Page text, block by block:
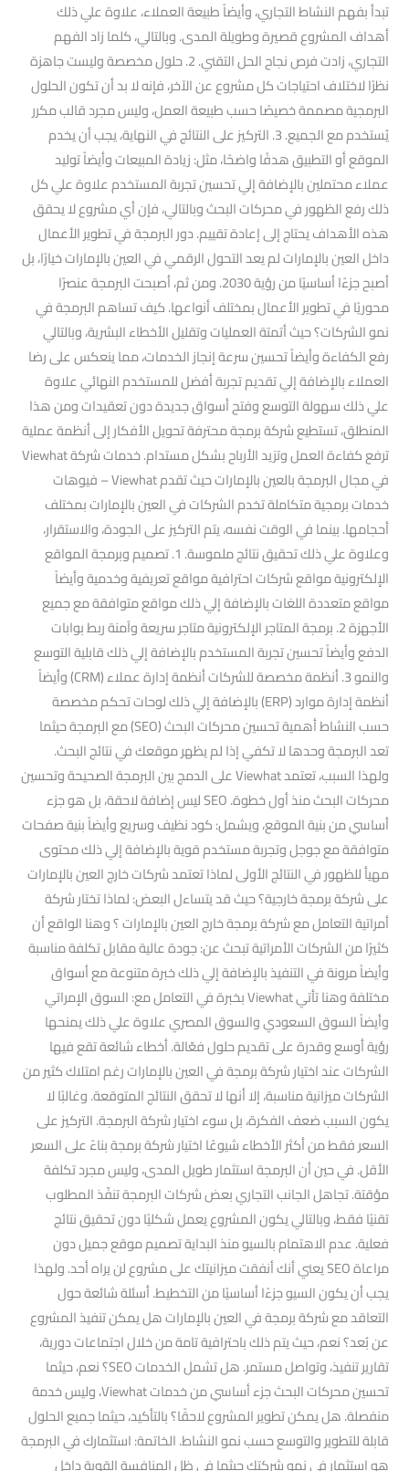
تبدأ بفهم النشاط التجاري، وأيضاً طبيعة العملاء، علاوة علي ذلك
أهداف المشروع قصيرة وطويلة المدى. وبالتالي، كلما زاد الفهم
التجاري، زادت فرص نجاح الحل التقني. 2. حلول مخصصة وليست جاهزة
نظرًا لاختلاف احتياجات كل مشروع عن الآخر، فإنه لا بد أن تكون الحلول
البرمجية مصممة خصيصًا حسب طبيعة العمل، وليس مجرد قالب مكرر
يُستخدم مع الجميع. 3. التركيز على النتائج في النهاية، يجب أن يخدم
الموقع أو التطبيق هدفًا واضحًا، مثل: زيادة المبيعات وأيضاً توليد
عملاء محتملين بالإضافة إلي تحسين تجربة المستخدم علاوة علي كل
ذلك رفع الظهور في محركات البحث وبالتالي، فإن أي مشروع لا يحقق
هذه الأهداف يحتاج إلى إعادة تقييم. دور البرمجة في تطوير الأعمال
داخل العين بالإمارات لم يعد التحول الرقمي في العين بالإمارات خيارًا، بل
أصبح جزءًا أساسيًا من رؤية 2030. ومن ثم، أصبحت البرمجة عنصرًا
محوريًا في تطوير الأعمال بمختلف أنواعها. كيف تساهم البرمجة في
نمو الشركات؟ حيث أتمتة العمليات وتقليل الأخطاء البشرية، وبالتالي
رفع الكفاءة وأيضاً تحسين سرعة إنجاز الخدمات، مما ينعكس على رضا
العملاء بالإضافة إلي تقديم تجربة أفضل للمستخدم النهائي علاوة
علي ذلك سهولة التوسع وفتح أسواق جديدة دون تعقيدات ومن هذا
المنطلق، تستطيع شركة برمجة محترفة تحويل الأفكار إلى أنظمة عملية
ترفع كفاءة العمل وتزيد الأرباح بشكل مستدام. خدمات شركة Viewhat
في مجال البرمجة بالعين بالإمارات حيث تقدم Viewhat – فيوهات
خدمات برمجية متكاملة تخدم الشركات في العين بالإمارات بمختلف
أحجامها. بينما في الوقت نفسه، يتم التركيز على الجودة، والاستقرار،
وعلاوة علي ذلك تحقيق نتائج ملموسة. 1. تصميم وبرمجة المواقع
الإلكترونية مواقع شركات احترافية مواقع تعريفية وخدمية وأيضاً
مواقع متعددة اللغات بالإضافة إلي ذلك مواقع متوافقة مع جميع
الأجهزة 2. برمجة المتاجر الإلكترونية متاجر سريعة وآمنة ربط بوابات
الدفع وأيضاً تحسين تجربة المستخدم بالإضافة إلي ذلك قابلية التوسع
والنمو 3. أنظمة مخصصة للشركات أنظمة إدارة عملاء (CRM) وأيضاً
أنظمة إدارة موارد (ERP) بالإضافة إلي ذلك لوحات تحكم مخصصة
حسب النشاط أهمية تحسين محركات البحث (SEO) مع البرمجة حيثما
تعد البرمجة وحدها لا تكفي إذا لم يظهر موقعك في نتائج البحث.
ولهذا السبب، تعتمد Viewhat على الدمج بين البرمجة الصحيحة وتحسين
محركات البحث منذ أول خطوة. SEO ليس إضافة لاحقة، بل هو جزء
أساسي من بنية الموقع، ويشمل: كود نظيف وسريع وأيضاً بنية صفحات
متوافقة مع جوجل وتجربة مستخدم قوية بالإضافة إلي ذلك محتوى
مهيأ للظهور في النتائج الأولى لماذا تعتمد شركات خارج العين بالإمارات
على شركة برمجة خارجية؟ حيث قد يتساءل البعض: لماذا تختار شركة
أمراتية التعامل مع شركة برمجة خارج العين بالإمارات ؟ وهنا الواقع أن
كثيرًا من الشركات الأمراتية تبحث عن: جودة عالية مقابل تكلفة مناسبة
وأيضاً مرونة في التنفيذ بالإضافة إلي ذلك خبرة متنوعة مع أسواق
مختلفة وهنا تأتي Viewhat بخبرة في التعامل مع: السوق الإمراتي
وأيضاً السوق السعودي والسوق المصري علاوة علي ذلك يمنحها
رؤية أوسع وقدرة على تقديم حلول فعّالة. أخطاء شائعة تقع فيها
الشركات عند اختيار شركة برمجة في العين بالإمارات رغم امتلاك كثير من
الشركات ميزانية مناسبة، إلا أنها لا تحقق النتائج المتوقعة. وغالبًا لا
يكون السبب ضعف الفكرة، بل سوء اختيار شركة البرمجة. التركيز على
السعر فقط من أكثر الأخطاء شيوعًا اختيار شركة برمجة بناءً على السعر
الأقل. في حين أن البرمجة استثمار طويل المدى، وليس مجرد تكلفة
مؤقتة. تجاهل الجانب التجاري بعض شركات البرمجة تنفّذ المطلوب
تقنيًا فقط، وبالتالي يكون المشروع يعمل شكليًا دون تحقيق نتائج
فعلية. عدم الاهتمام بالسيو منذ البداية تصميم موقع جميل دون
مراعاة SEO يعني أنك أنفقت ميزانيتك على مشروع لن يراه أحد. ولهذا
يجب أن يكون السيو جزءًا أساسيًا من التخطيط. أسئلة شائعة حول
التعاقد مع شركة برمجة في العين بالإمارات هل يمكن تنفيذ المشروع
عن بُعد؟ نعم، حيث يتم ذلك باحترافية تامة من خلال اجتماعات دورية،
تقارير تنفيذ، وتواصل مستمر. هل تشمل الخدمات SEO؟ نعم، حيثما
تحسين محركات البحث جزء أساسي من خدمات Viewhat، وليس خدمة
منفصلة. هل يمكن تطوير المشروع لاحقًا؟ بالتأكيد، حيثما جميع الحلول
قابلة للتطوير والتوسع حسب نمو النشاط. الخاتمة: استثمارك في البرمجة
هو استثمار في نمو شركتك حيثما في ظل المنافسة القوية داخل